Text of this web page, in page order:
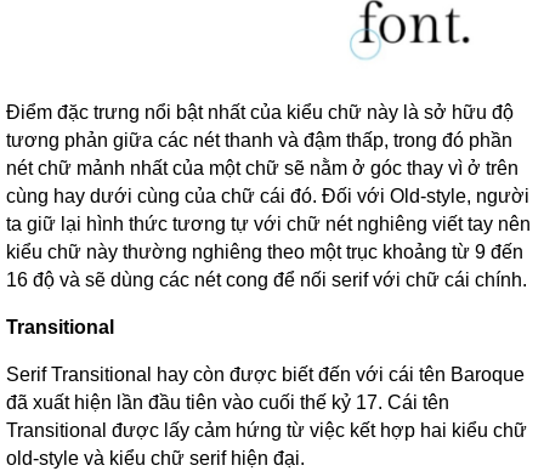
Điểm đặc trưng nổi bật nhất của kiểu chữ này là sở hữu độ
tương phản giữa các nét thanh và đậm thấp, trong đó phần
nét chữ mảnh nhất của một chữ sẽ nằm ở góc thay vì ở trên
cùng hay dưới cùng của chữ cái đó. Đối với Old-style, người
ta giữ lại hình thức tương tự với chữ nét nghiêng viết tay nên
kiểu chữ này thường nghiêng theo một trục khoảng từ 9 đến
16 độ và sẽ dùng các nét cong để nối serif với chữ cái chính.
Transitional
Serif Transitional hay còn được biết đến với cái tên Baroque
đã xuất hiện lần đầu tiên vào cuối thế kỷ 17. Cái tên
Transitional được lấy cảm hứng từ việc kết hợp hai kiểu chữ
old-style và kiểu chữ serif hiện đại.